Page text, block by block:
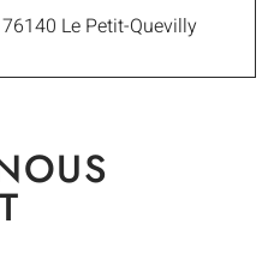
Le Petit-Quevilly